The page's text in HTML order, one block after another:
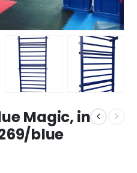
Magic, in
blue